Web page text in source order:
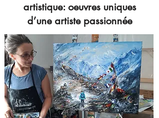
artistique: oeuvres uniques
d’une artiste passionnée